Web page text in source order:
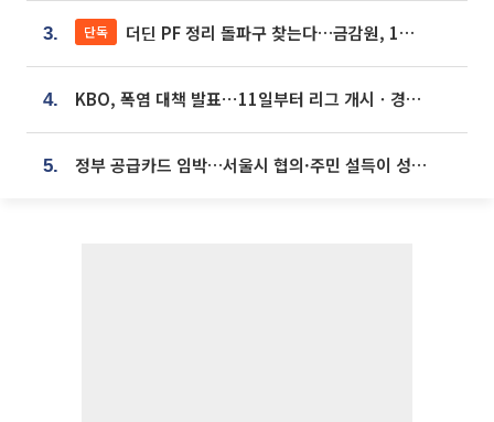
3. 단독 더딘 PF 정리 돌파구 찾는다…금감원, 1년 반 만에 매각설명회 재개
4. KBO, 폭염 대책 발표⋯11일부터 리그 개시ㆍ경기 오후 7시 시작
5. 정부 공급카드 임박…서울시 협의·주민 설득이 성패 가른다 [부동산 해법 전쟁]